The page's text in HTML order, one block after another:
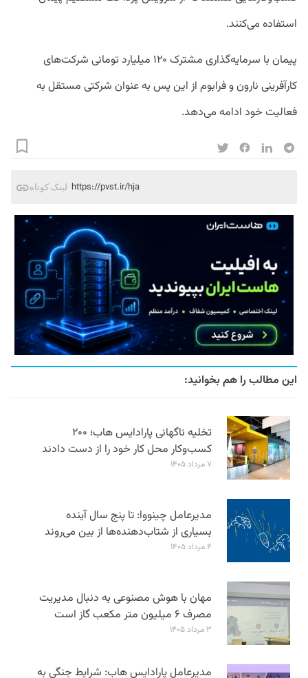
استفاده می‌کنند.
پیمان با سرمایه‌گذاری مشترک ۱۲۰ میلیارد تومانی شرکت‌های
کارآفرینی نارون و فرابوم از این پس به عنوان شرکتی مستقل به
فعالیت خود ادامه می‌دهد.
لینک کوتاه https://pvst.ir/hja
این مطالب را هم بخوانید:
تخلیه ناگهانی پارادایس هاب؛ ۲۰۰
کسب‌وکار محل کار خود را از دست دادند
۷ مرداد ۱۴۰۵
مدیرعامل چینووا: تا پنج سال آینده
بسیاری از شتاب‌دهنده‌ها از بین می‌روند
۴ مرداد ۱۴۰۵
مهان با هوش مصنوعی به دنبال مدیریت
مصرف ۶ میلیون متر مکعب گاز است
۳ مرداد ۱۴۰۵
مدیرعامل پارادایس هاب: شرایط جنگی به